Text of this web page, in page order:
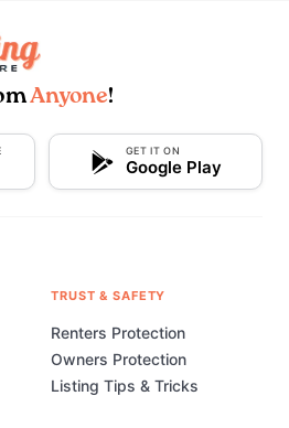
Anyone!
GET IT ON
Google Play
TRUST & SAFETY
Renters Protection
Owners Protection
Listing Tips & Tricks